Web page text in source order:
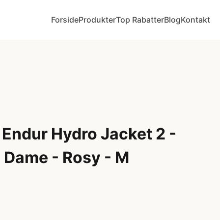
ForsideProdukterTop RabatterBlogKontakt
Hydro Jacket 2 -
- Rosy - M